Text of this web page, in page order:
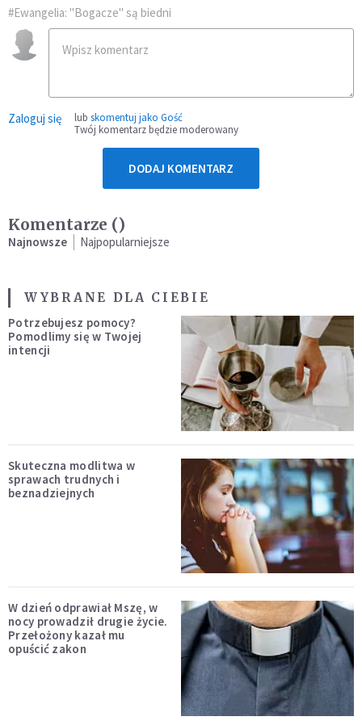
#Ewangelia: "Bogacze" są biedni
Zaloguj się lub skomentuj jako Gość
Twój komentarz będzie moderowany
DODAJ KOMENTARZ
Komentarze ()
Najnowsze Najpopularniejsze
WYBRANE DLA CIEBIE
Potrzebujesz pomocy?
Pomodlimy się w Twojej
intencji
Skuteczna modlitwa w
sprawach trudnych i
beznadziejnych
W dzień odprawiał Mszę, w
nocy prowadził drugie życie.
Przełożony kazał mu
opuścić zakon